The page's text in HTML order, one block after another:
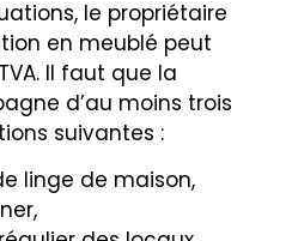
le propriétaire
en meublé peut
Il faut que la
d’au moins trois
suivantes :
linge de maison,